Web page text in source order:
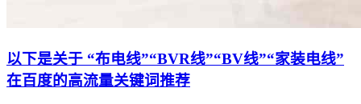
以下是关于 “布电线”“BVR线”“BV线”“家装电线”
在百度的高流量关键词推荐